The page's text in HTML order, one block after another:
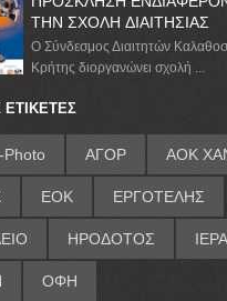
ΤΗΝ ΣΧΟΛΗ ΔΙΑΙΤΗΣΙΑΣ
Ο Σύνδεσμος Διαιτητών
Κρήτης διοργανώνει σχολή ...
ΕΤΙΚΕΤΕΣ
Photo ΑΓΟΡ ΑΟΚ
ΕΟΚ ΕΡΓΟΤΕΛΗΣ
ΗΡΟΔΟΤΟΣ
ΟΦΗ